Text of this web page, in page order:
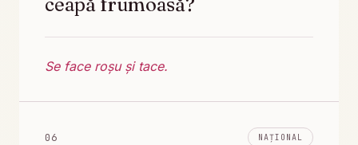
Se face roșu și tace.
06 NAȚIONAL